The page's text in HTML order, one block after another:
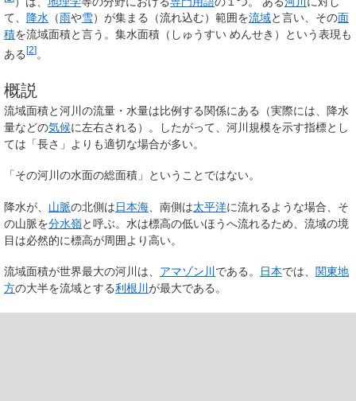
て、
降水 （雨や雪）が集まる（流れ込む）範囲を流域と言い、その面
積を流域面積と言う。 集水面積 （しゅうすい めんせき）という表現も
ある [2] 。
概説
流域面積と河川の流量・水量は比例する関係にある（実際には、降水
量などの気候に左右される）。したがって、河川規模を示す指標とし
ては「長さ」よりも適切な場合が多い。
「その河川の水面の総面積」ということではない。
降水が、 山脈の北側は日本海 、南側は太平洋に流れるような場合、そ
の山脈を分水嶺と呼ぶ。水は標高の低いほうへ流れるため、流域の境
目は必然的に標高が周囲より高い。
流域面積が世界最大の河川は、 アマゾン川 である。 日本では、 関東地
方の大半を流域とする利根川 が最大である。